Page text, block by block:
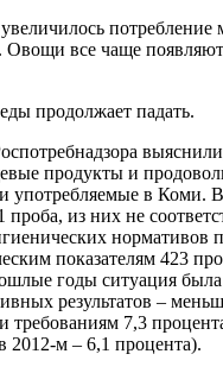
потребление
Овощи все чаще
продолжает падать.
продукты и
употребляемые в Коми.
проба, из них не
нормативов
показателям 423
годы ситуация
результатов –
требованиям 7,3
2012-м – 6,1 процента).